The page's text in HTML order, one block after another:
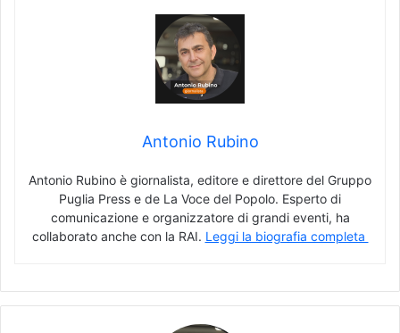
Antonio Rubino
Antonio Rubino è giornalista, editore e direttore del Gruppo
Puglia Press e de La Voce del Popolo. Esperto di
comunicazione e organizzatore di grandi eventi, ha
collaborato anche con la RAI. Leggi la biografia completa